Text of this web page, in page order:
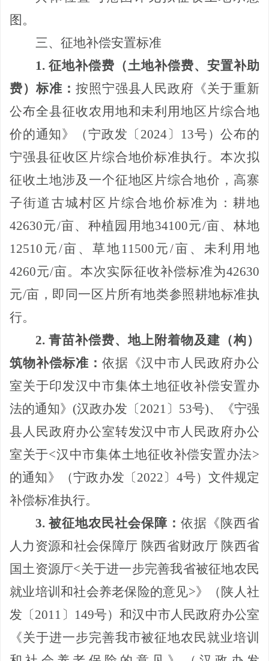
图。
三、征地补偿安置标准
1. 征地补偿费（土地补偿费、安置补助
费）标准： 按照宁强县人民政府《关于重新
公布全县征收农用地和未利用地区片综合地
价的通知》（宁政发〔 2024〕 13号）公布的
宁强县征收区片综合地价标准执行。本次拟
征收土地涉及一个征地区片综合地价，高寨
子街道古城村区片综合地价标准为：耕地
42630元/亩、种植园用地34100元/亩、林地
12510 元/亩、草地 11500元/亩、未利用地
4260元/亩。本次实际征收补偿标准为42630
元/亩，即同一区片所有地类参照耕地标准执
行。
2. 青苗补偿费、地上附着物及建（构）
筑物补偿标准： 依据《汉中市人民政府办公
室关于印发汉中市集体土地征收补偿安置办
法的通知》 (汉政办发〔2021 〕 53号)、《宁强
县人民政府办公室转发汉中市人民政府办公
室关于<汉中市集体土地征收补偿安置办法>
的通知》（宁政办发〔2022〕 4号）文件规定
补偿标准执行。
3.被征地农民社会保障： 依据《陕西省
人力资源和社会保障厅 陕西省财政厅 陕西省
国土资源厅<关于进一步完善我省被征地农民
就业培训和社会养老保险的意见>》（陕人社
发〔2011 〕 149号）和汉中市人民政府办公室
《关于进一步完善我市被征地农民就业培训